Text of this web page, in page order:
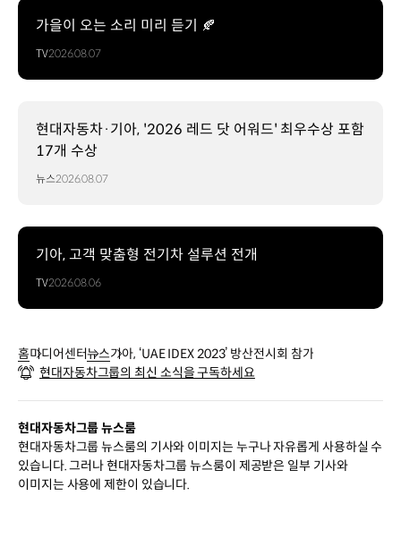
가을이 오는 소리 미리 듣기 🍂
TV2026.08.07
현대자동차·기아, '2026 레드 닷 어워드' 최우수상 포함
17개 수상
뉴스2026.08.07
기아, 고객 맞춤형 전기차 설루션 전개
TV2026.08.06
홈미디어센터뉴스기아, ‘UAE IDEX 2023’ 방산전시회 참가
현대자동차그룹의 최신 소식을 구독하세요
현대자동차그룹 뉴스룸
현대자동차그룹 뉴스룸의 기사와 이미지는 누구나 자유롭게 사용하실 수
있습니다. 그러나 현대자동차그룹 뉴스룸이 제공받은 일부 기사와
이미지는 사용에 제한이 있습니다.